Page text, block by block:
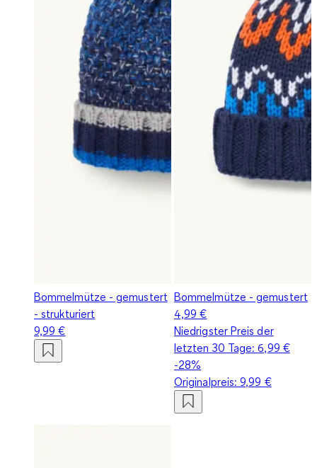
Bommelmütze - gemustert
- strukturiert
9,99 €
Bommelmütze - gemustert
4,99 €
Niedrigster Preis der
letzten 30 Tage:6,99 €
-28%
Originalpreis:9,99 €